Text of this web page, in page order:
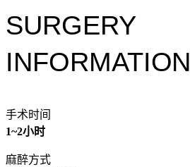
SURGERY
INFORMATION
手术时间
1~2小时
麻醉方式